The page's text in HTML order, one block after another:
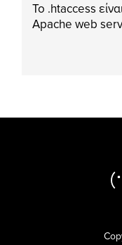
Το .htaccess
Apache web